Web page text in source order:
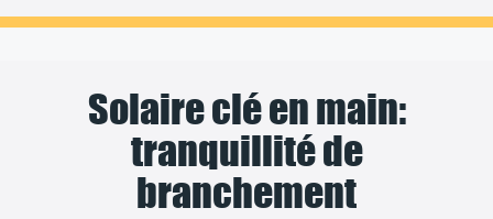
Solaire clé en main:
tranquillité de
branchement